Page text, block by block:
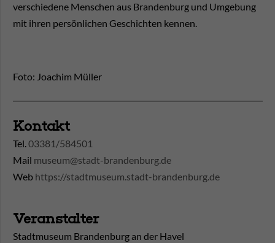
verschiedene Menschen aus Brandenburg und Umgebung
mit ihren persönlichen Geschichten kennen.
Foto: Joachim Müller
Kontakt
Tel.03381/584501
Mail museum@stadt-brandenburg.de
Web https://stadtmuseum.stadt-brandenburg.de
Veranstalter
Stadtmuseum Brandenburg an der Havel